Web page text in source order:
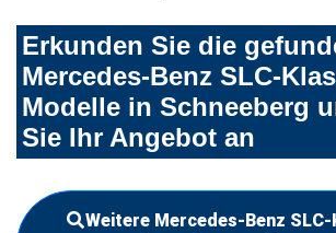
Erkunden Sie die
Mercedes-Benz SLC-
Modelle in Schneeberg
Sie Ihr Angebot an
Weitere Mercedes-Benz SLC-